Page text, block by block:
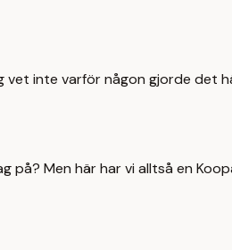
inte varför någon gjorde det
Men här har vi alltså en